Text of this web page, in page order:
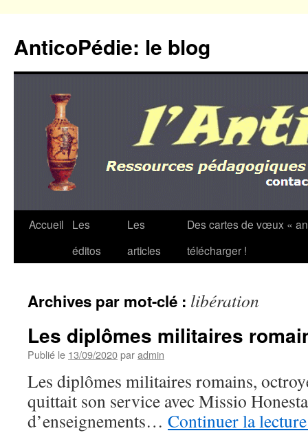
contenu
AnticoPédie: le blog
Accueil
Les
éditos
Les
articles
Des cartes de vœux «
télécharger !
Archives par mot-clé : libération
Les diplômes militaires
Publié le 13/09/2020paradmin
Les diplômes militaires romains,
quittait son service avec Missio
d’enseignements… Continuer la